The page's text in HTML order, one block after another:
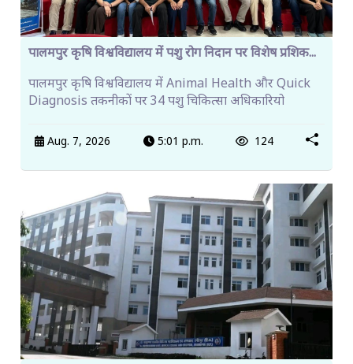
पालमपुर कृषि विश्वविद्यालय में पशु रोग निदान पर विशेष प्रशिक...
पालमपुर कृषि विश्वविद्यालय में Animal Health और Quick
Diagnosis तकनीकों पर 34 पशु चिकित्सा अधिकारियो
Aug. 7, 2026 5:01 p.m. 124